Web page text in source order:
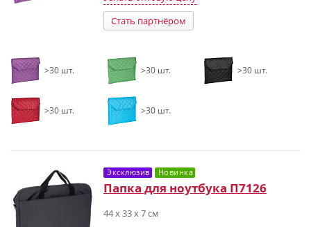
Стать партнёром
>30 шт. >30 шт. >30 шт.
>30 шт. >30 шт.
Эксклюзив Новинка
Папка для ноутбука П7126
44 х 33 х 7 см